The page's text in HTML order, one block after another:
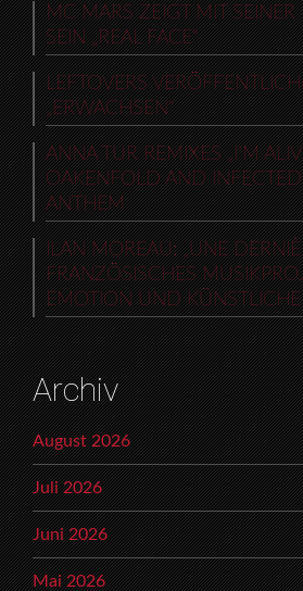
MC MARS ZEIGT MIT SEINER
SEIN „REAL FACE“
LEFTOVERS
„ERWACHSEN“
ANNA TUR REMIXES „I’M
OAKENFOLD AND
ANTHEM
ILAN MOREAU: „UNE
FRANZÖSISCHES
EMOTION UND
Archiv
August 2026
Juli 2026
Juni 2026
Mai 2026